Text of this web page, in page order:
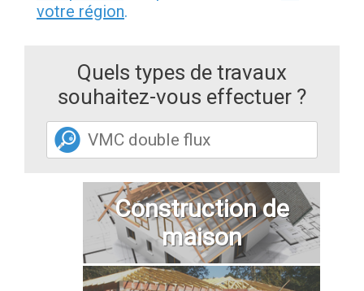
votre région.
Quels types de travaux
souhaitez-vous effectuer ?
Construction de
maison